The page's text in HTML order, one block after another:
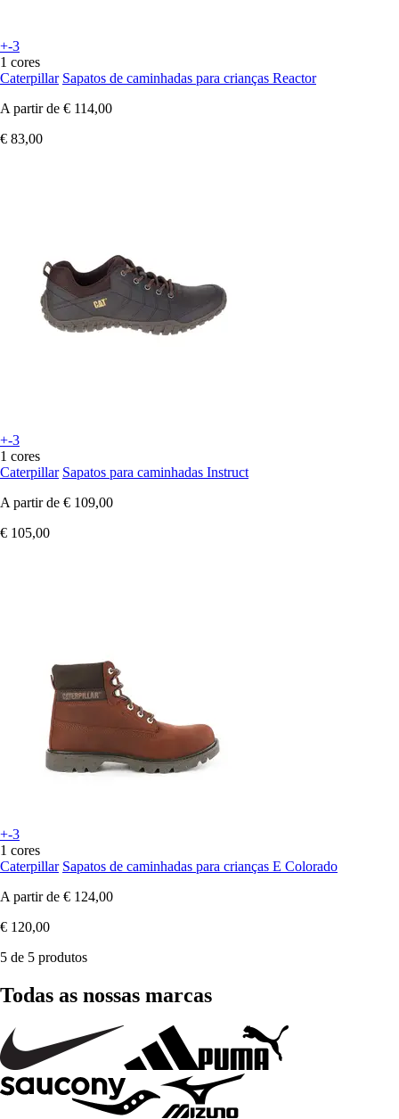
+-3
1 cores
Caterpillar Sapatos de caminhadas para crianças Reactor
A partir de € 114,00
€ 83,00
+-3
1 cores
Caterpillar Sapatos para caminhadas Instruct
A partir de € 109,00
€ 105,00
+-3
1 cores
Caterpillar Sapatos de caminhadas para crianças E Colorado
A partir de € 124,00
€ 120,00
5 de 5 produtos
Todas as nossas marcas